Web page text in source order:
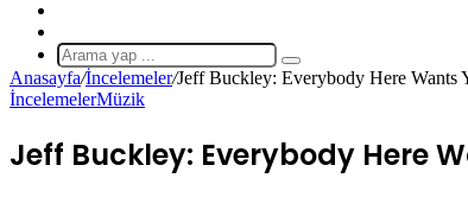
Makale
Arama
yap
Anasayfa/İncelemeler/Jeff Buckley: Everybody Here Wants
İncelemelerMüzik
Jeff Buckley: Everybody Here